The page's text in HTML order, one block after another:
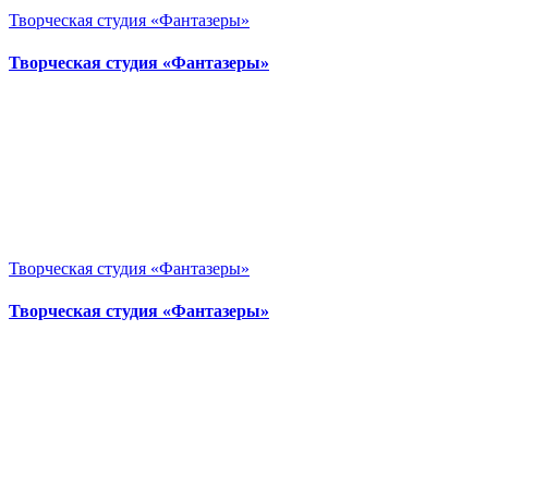
Творческая студия «Фантазеры»
Творческая студия «Фантазеры»
Творческая студия «Фантазеры»
Творческая студия «Фантазеры»